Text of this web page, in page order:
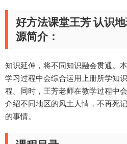
好方法课堂王芳 认识
源简介：
知识延伸，将不同知识融会贯通。
学习过程中会综合运用上册所学知
程。同时，王芳老师在教学过程中
介绍不同地区的风土人情，不再死
的事情。